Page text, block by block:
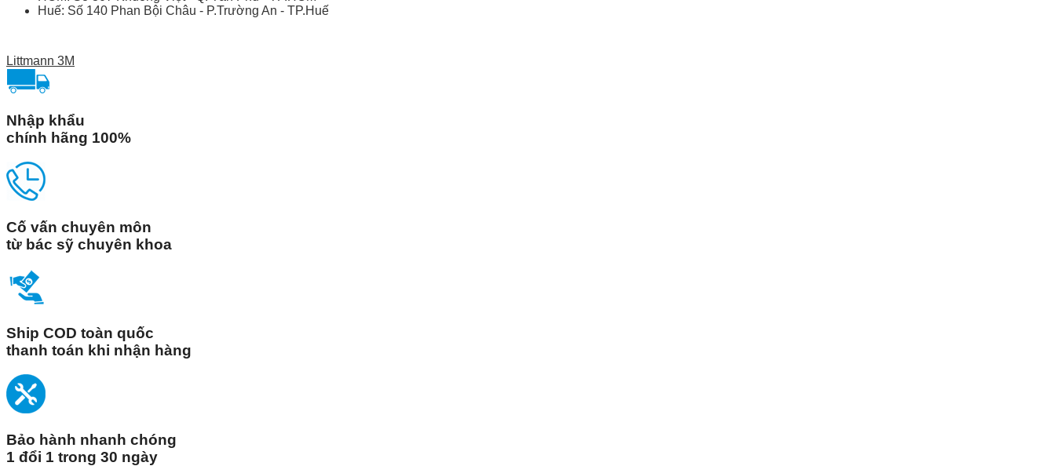
Huế: Số 140 Phan Bội Châu - P.Trường An - TP.Huế
Littmann 3M
Nhập khẩu
chính hãng 100%
Cố vấn chuyên môn
từ bác sỹ chuyên khoa
Ship COD toàn quốc
thanh toán khi nhận hàng
Bảo hành nhanh chóng
1 đổi 1 trong 30 ngày